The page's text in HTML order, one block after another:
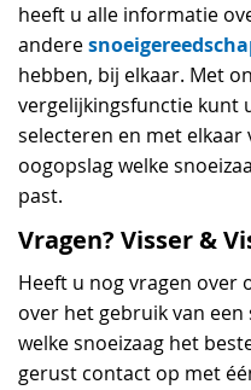
heeft u alle informatie
andere
hebben, bij elkaar. Met
vergelijkingsfunctie kunt
selecteren en met elkaar
oogopslag welke
past.
Vragen? Visser &
Heeft u nog vragen over
over het gebruik van een
welke snoeizaag het
gerust contact op met